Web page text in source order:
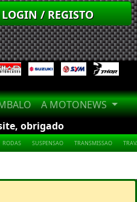
/ REGISTO
A MOTONEWS
obrigado
RODAS SUSPENSAO TRANSMISSAO